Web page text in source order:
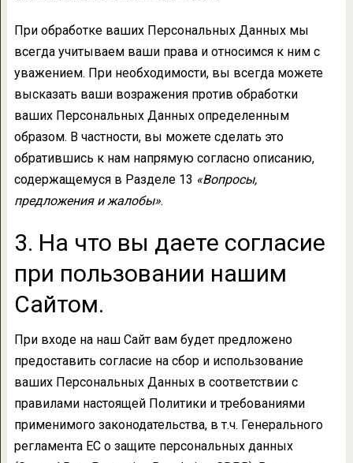
При обработке ваших Персональных Данных мы
всегда учитываем ваши права и относимся к ним с
уважением. При необходимости, вы всегда можете
высказать ваши возражения против обработки
ваших Персональных Данных определенным
образом. В частности, вы можете сделать это
обратившись к нам напрямую согласно описанию,
содержащемуся в Разделе 13 «Вопросы,
предложения и жалобы».
3. На что вы даете согласие
при пользовании нашим
Сайтом.
При входе на наш Сайт вам будет предложено
предоставить согласие на сбор и использование
ваших Персональных Данных в соответствии с
правилами настоящей Политики и требованиями
применимого законодательства, в т.ч. Генерального
регламента ЕС о защите персональных данных